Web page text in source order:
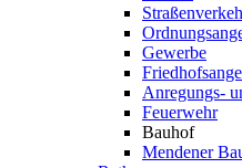
Gewerbe
Anregungs-
Feuerwehr
Bauhof
Mendener